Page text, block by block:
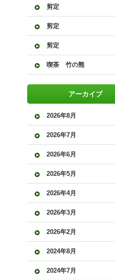
剪定
剪定
剪定
喫茶 竹の熊
アーカイブ
2026年8月
2026年7月
2026年6月
2026年5月
2026年4月
2026年3月
2026年2月
2024年8月
2024年7月